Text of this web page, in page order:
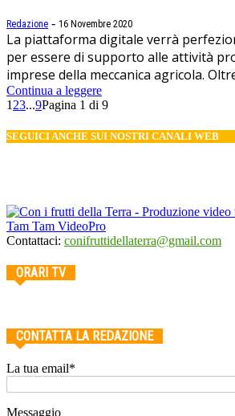
Redazione - 16 Novembre 2020
La piattaforma digitale verrà
per essere di supporto alle attività
imprese della meccanica agricola.
Continua a leggere
1 23...9Pagina 1 di 9
SEGUICI ANCHE SUI NOSTRI CANALI WEB
Contattaci: conifruttidellaterra@gmail.com
ORARI TV
CONTATTA LA REDAZIONE
La tua email*
Messaggio